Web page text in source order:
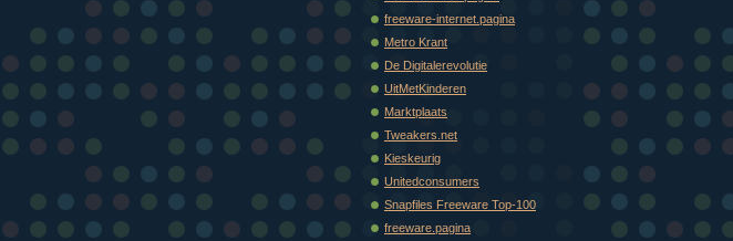
freeware-internet.pagina
Metro Krant
De Digitalerevolutie
UitMetKinderen
Marktplaats
Tweakers.net
Kieskeurig
Unitedconsumers
Snapfiles Freeware Top-100
freeware.pagina